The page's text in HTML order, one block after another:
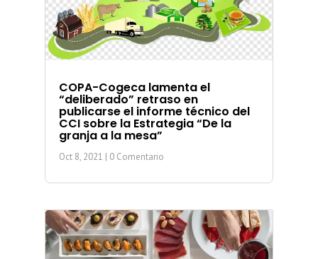
COPA-Cogeca lamenta el
“deliberado” retraso en
publicarse el informe técnico del
CCI sobre la Estrategia “De la
granja a la mesa”
Oct 8, 2021 | 0 Comentario